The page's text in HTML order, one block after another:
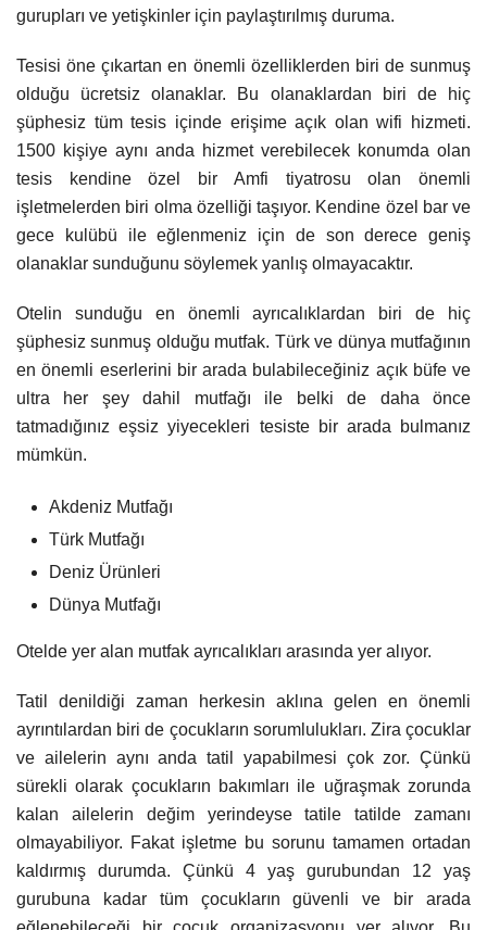
gurupları ve yetişkinler için paylaştırılmış duruma.
Tesisi öne çıkartan en önemli özelliklerden biri de sunmuş
olduğu ücretsiz olanaklar. Bu olanaklardan biri de hiç
şüphesiz tüm tesis içinde erişime açık olan wifi hizmeti.
1500 kişiye aynı anda hizmet verebilecek konumda olan
tesis kendine özel bir Amfi tiyatrosu olan önemli
işletmelerden biri olma özelliği taşıyor. Kendine özel bar ve
gece kulübü ile eğlenmeniz için de son derece geniş
olanaklar sunduğunu söylemek yanlış olmayacaktır.
Otelin sunduğu en önemli ayrıcalıklardan biri de hiç
şüphesiz sunmuş olduğu mutfak. Türk ve dünya mutfağının
en önemli eserlerini bir arada bulabileceğiniz açık büfe ve
ultra her şey dahil mutfağı ile belki de daha önce
tatmadığınız eşsiz yiyecekleri tesiste bir arada bulmanız
mümkün.
Akdeniz Mutfağı
Türk Mutfağı
Deniz Ürünleri
Dünya Mutfağı
Otelde yer alan mutfak ayrıcalıkları arasında yer alıyor.
Tatil denildiği zaman herkesin aklına gelen en önemli
ayrıntılardan biri de çocukların sorumlulukları. Zira çocuklar
ve ailelerin aynı anda tatil yapabilmesi çok zor. Çünkü
sürekli olarak çocukların bakımları ile uğraşmak zorunda
kalan ailelerin değim yerindeyse tatile tatilde zamanı
olmayabiliyor. Fakat işletme bu sorunu tamamen ortadan
kaldırmış durumda. Çünkü 4 yaş gurubundan 12 yaş
gurubuna kadar tüm çocukların güvenli ve bir arada